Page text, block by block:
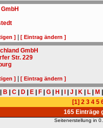
] |[ Eintrag ändern ]
GmbH
Str. 229
] |[ Eintrag ändern ]
B C D E F G H J K L M
[1] 2 3 4 5
165 Einträge
Seitenerstellung in